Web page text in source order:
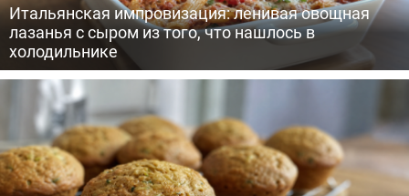
Итальянская импровизация: ленивая овощная
лазанья с сыром из того, что нашлось в
холодильнике